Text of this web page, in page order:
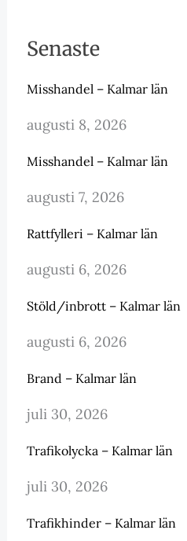
Senaste
Misshandel – Kalmar län
augusti 8, 2026
Misshandel – Kalmar län
augusti 7, 2026
Rattfylleri – Kalmar län
augusti 6, 2026
Stöld/inbrott – Kalmar län
augusti 6, 2026
Brand – Kalmar län
juli 30, 2026
Trafikolycka – Kalmar län
juli 30, 2026
Trafikhinder – Kalmar län